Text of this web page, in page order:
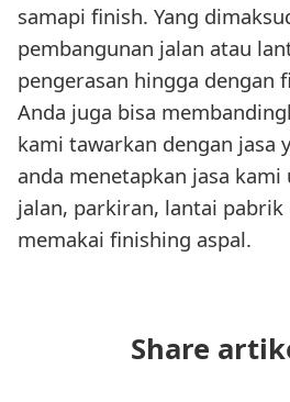
samapi finish. Yang
pembangunan jalan atau
pengerasan hingga dengan
Anda juga bisa
kami tawarkan dengan jasa
anda menetapkan jasa
jalan, parkiran, lantai pabrik
memakai finishing aspal.
Share